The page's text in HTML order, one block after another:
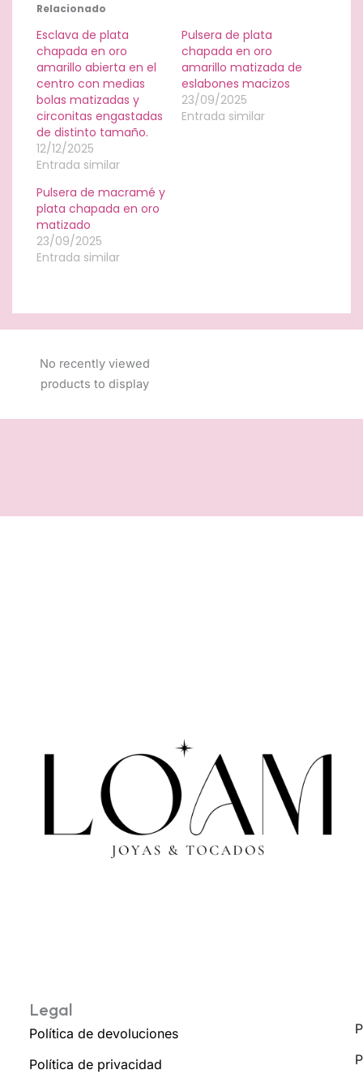
Relacionado
Esclava de plata
chapada en oro
amarillo abierta en el
centro con medias
bolas matizadas y
circonitas engastadas
de distinto tamaño.
12/12/2025
Entrada similar
Pulsera de plata
chapada en oro
amarillo matizada de
eslabones macizos
23/09/2025
Entrada similar
Pulsera de macramé y
plata chapada en oro
matizado
23/09/2025
Entrada similar
No recently viewed
products to display
Legal
Política de devoluciones
Política de privacidad